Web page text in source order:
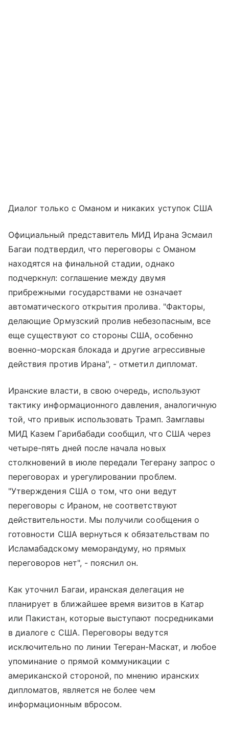
Диалог только с Оманом и никаких уступок США
Официальный представитель МИД Ирана Эсмаил
Багаи подтвердил, что переговоры с Оманом
находятся на финальной стадии, однако
подчеркнул: соглашение между двумя
прибрежными государствами не означает
автоматического открытия пролива. "Факторы,
делающие Ормузский пролив небезопасным, все
еще существуют со стороны США, особенно
военно-морская блокада и другие агрессивные
действия против Ирана", - отметил дипломат.
Иранские власти, в свою очередь, используют
тактику информационного давления, аналогичную
той, что привык использовать Трамп. Замглавы
МИД Казем Гарибабади сообщил, что США через
четыре-пять дней после начала новых
столкновений в июле передали Тегерану запрос о
переговорах и урегулировании проблем.
"Утверждения США о том, что они ведут
переговоры с Ираном, не соответствуют
действительности. Мы получили сообщения о
готовности США вернуться к обязательствам по
Исламабадскому меморандуму, но прямых
переговоров нет", - пояснил он.
Как уточнил Багаи, иранская делегация не
планирует в ближайшее время визитов в Катар
или Пакистан, которые выступают посредниками
в диалоге с США. Переговоры ведутся
исключительно по линии Тегеран-Маскат, и любое
упоминание о прямой коммуникации с
американской стороной, по мнению иранских
дипломатов, является не более чем
информационным вбросом.